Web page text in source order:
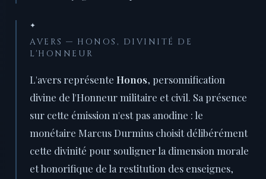
✦
AVERS — HONOS, DIVINITÉ DE
L'HONNEUR
L'avers représente Honos, personnification
divine de l'Honneur militaire et civil. Sa présence
sur cette émission n'est pas anodine : le
monétaire Marcus Durmius choisit délibérément
cette divinité pour souligner la dimension morale
et honorifique de la restitution des enseignes,